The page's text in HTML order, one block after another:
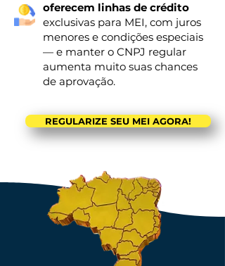
oferecem linhas de crédito
exclusivas para MEI, com juros
menores e condições especiais
— e manter o CNPJ regular
aumenta muito suas chances
de aprovação.
REGULARIZE SEU MEI AGORA!